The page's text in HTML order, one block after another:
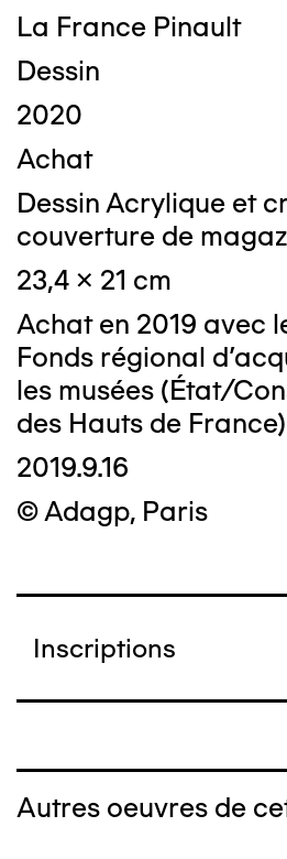
La France Pinault
Dessin
2020
Achat
Dessin Acrylique et
couverture de
23,4 x 21 cm
Achat en 2019 avec
Fonds régional
les musées (État/
des Hauts de France)
2019.9.16
© Adagp, Paris
Inscriptions
Autres oeuvres de